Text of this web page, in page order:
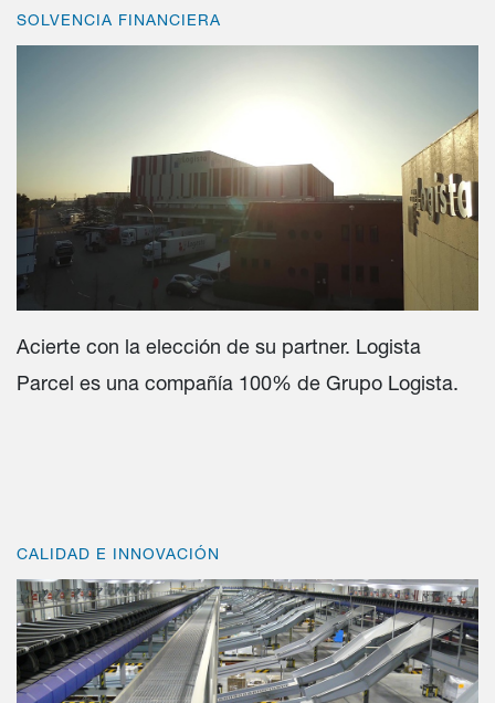
SOLVENCIA FINANCIERA
Acierte con la elección de su partner. Logista
Parcel es una compañía 100% de Grupo Logista.
CALIDAD E INNOVACIÓN